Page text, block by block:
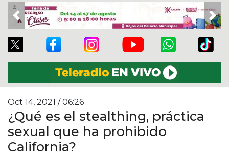
Previous
Oct 14, 2021 / 06:26
¿Qué es el stealthing, práctica
sexual que ha prohibido
California?